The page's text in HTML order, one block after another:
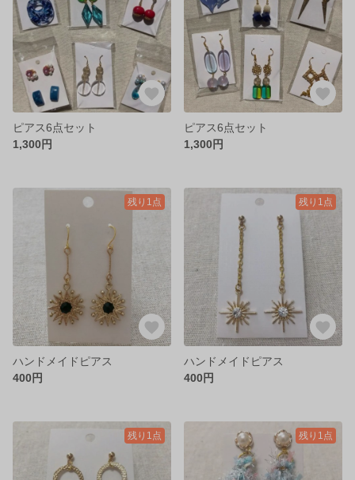
ピアス6点セット
1,300円
ピアス6点セット
1,300円
残り1点
ハンドメイドピアス
400円
残り1点
ハンドメイドピアス
400円
残り1点 残り1点